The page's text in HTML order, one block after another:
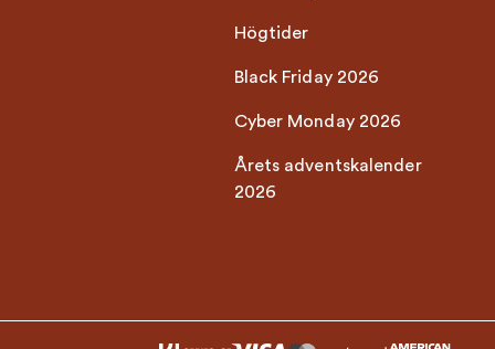
Högtider
Black Friday 2026
Cyber Monday 2026
Årets adventskalender
2026